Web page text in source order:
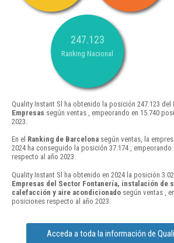
247.123
Ranking Nacional
Quality Instant Sl ha obtenido la posición 247.123 del
Empresas según ventas , empeorando en 15.740
2023.
En el Ranking de Barcelona según ventas, la
2024 ha conseguido la posición 37.174 ,
respecto al año 2023.
Quality Instant Sl ha obtenido en 2024 la posición
Empresas del Sector Fontanería, instalación de
calefacción y aire acondicionado según ventas ,
posiciones respecto al año 2023.
Acceda a toda la información de